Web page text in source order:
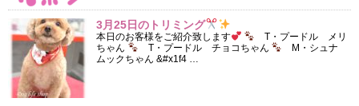
3月25日のトリミング
本日のお客様をご紹介致します
T・プードル メリ
ちゃん
T・プードル チョコちゃん
M・シュナ
ムックちゃん &#x1f4 …